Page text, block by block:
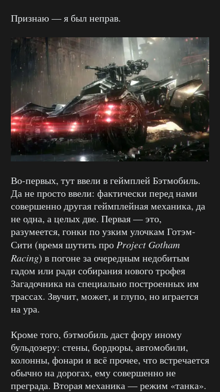
Признаю — я был неправ.
Во-первых, тут ввели в геймплей Бэтмобиль.
Да не просто ввели: фактически перед нами
совершенно другая геймплейная механика, да
не одна, а целых две. Первая — это,
разумеется, гонки по узким улочкам Готэм-
Сити (время шутить про Project Gotham
Racing) в погоне за очередным недобитым
гадом или ради собирания нового трофея
Загадочника на специально построенных им
трассах. Звучит, может, и глупо, но играется
на ура.
Кроме того, бэтмобиль даст фору иному
бульдозеру: стены, бордюры, автомобили,
колонны, фонари и всё прочее, что встречается
обычно на дорогах, ему совершенно не
преграда. Вторая механика — режим «танка».